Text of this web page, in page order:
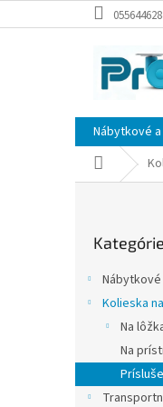
na
Nábytkové
Domov
kategórie
Kategórie
Kolieska
Na
Na